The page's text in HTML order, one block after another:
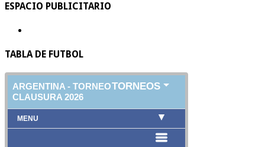
ESPACIO PUBLICITARIO
TABLA DE FUTBOL